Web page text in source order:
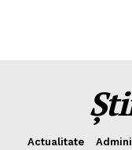
Actualitate